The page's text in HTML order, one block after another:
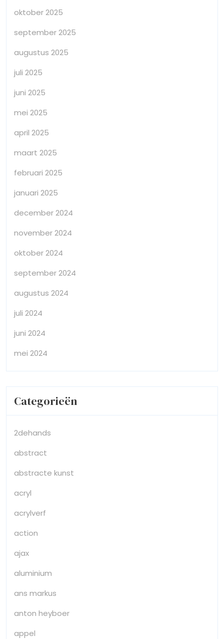
oktober 2025
september 2025
augustus 2025
juli 2025
juni 2025
mei 2025
april 2025
maart 2025
februari 2025
januari 2025
december 2024
november 2024
oktober 2024
september 2024
augustus 2024
juli 2024
juni 2024
mei 2024
Categorieën
2dehands
abstract
abstracte kunst
acryl
acrylverf
action
ajax
aluminium
ans markus
anton heyboer
appel